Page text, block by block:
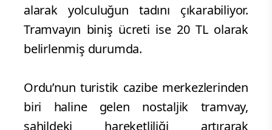
alarak yolculuğun tadını çıkarabiliyor.
Tramvayın biniş ücreti ise 20 TL olarak
belirlenmiş durumda.
Ordu’nun turistik cazibe merkezlerinden
biri haline gelen nostaljik tramvay,
sahildeki hareketliliği artırarak